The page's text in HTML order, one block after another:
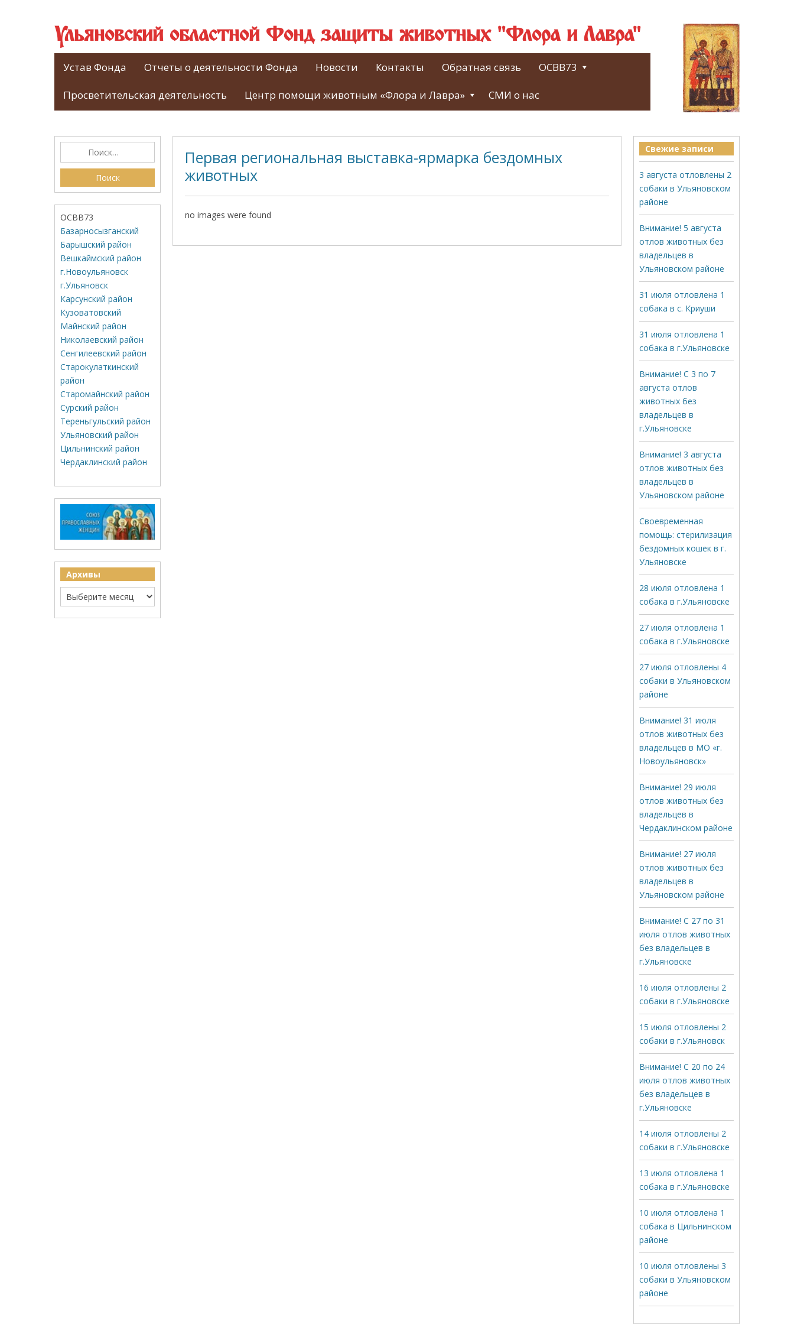
Ульяновский областной Фонд защиты животных "Флора и Лавра"
Устав Фонда Отчеты о деятельности Фонда Новости Контакты Обратная связь ОСВВ73
Просветительская деятельность Центр помощи животным «Флора и Лавра» СМИ о нас
Первая региональная выставка-ярмарка бездомных
животных
no images were found
ОСВВ73
Базарносызганский
Барышский район
Вешкаймский район
г.Новоульяновск
г.Ульяновск
Карсунский район
Кузоватовский
Майнский район
Николаевский район
Сенгилеевский район
Старокулаткинский
район
Старомайнский район
Сурский район
Тереньгульский район
Ульяновский район
Цильнинский район
Чердаклинский район
Архивы
Свежие записи
3 августа отловлены 2
собаки в Ульяновском
районе
Внимание! 5 августа
отлов животных без
владельцев в
Ульяновском районе
31 июля отловлена 1
собака в с. Криуши
31 июля отловлена 1
собака в г.Ульяновске
Внимание! С 3 по 7
августа отлов
животных без
владельцев в
г.Ульяновске
Внимание! 3 августа
отлов животных без
владельцев в
Ульяновском районе
Своевременная
помощь: стерилизация
бездомных кошек в г.
Ульяновске
28 июля отловлена 1
собака в г.Ульяновске
27 июля отловлена 1
собака в г.Ульяновске
27 июля отловлены 4
собаки в Ульяновском
районе
Внимание! 31 июля
отлов животных без
владельцев в МО «г.
Новоульяновск»
Внимание! 29 июля
отлов животных без
владельцев в
Чердаклинском районе
Внимание! 27 июля
отлов животных без
владельцев в
Ульяновском районе
Внимание! С 27 по 31
июля отлов животных
без владельцев в
г.Ульяновске
16 июля отловлены 2
собаки в г.Ульяновске
15 июля отловлены 2
собаки в г.Ульяновск
Внимание! С 20 по 24
июля отлов животных
без владельцев в
г.Ульяновске
14 июля отловлены 2
собаки в г.Ульяновске
13 июля отловлена 1
собака в г.Ульяновске
10 июля отловлена 1
собака в Цильнинском
районе
10 июля отловлены 3
собаки в Ульяновском
районе